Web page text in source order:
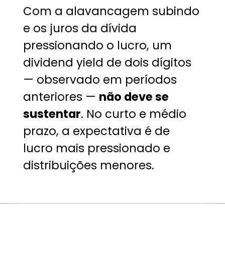
Com a alavancagem subindo
e os juros da dívida
pressionando o lucro, um
dividend yield de dois dígitos
— observado em períodos
anteriores — não deve se
sustentar. No curto e médio
prazo, a expectativa é de
lucro mais pressionado e
distribuições menores.